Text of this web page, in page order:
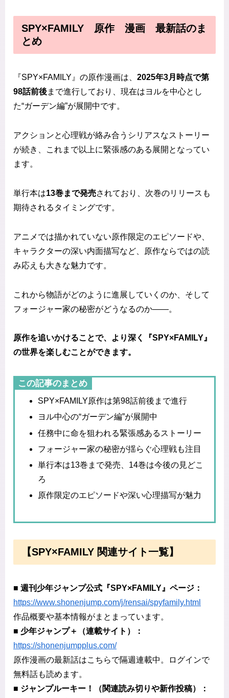
SPY×FAMILY 原作 漫画 最新話のま
とめ
『SPY×FAMILY』の原作漫画は、 2025年3月時点で第
98話前後まで進行しており、現在はヨルを中心とし
た“ガーデン編”が展開中です。
アクションと心理戦が絡み合うシリアスなストーリー
が続き、これまで以上に緊張感のある展開となってい
ます。
単行本は13巻まで発売されており、次巻のリリースも
期待されるタイミングです。
アニメでは描かれていない原作限定のエピソードや、
キャラクターの深い内面描写など、原作ならではの読
み応えも大きな魅力です。
これから物語がどのように進展していくのか、そして
フォージャー家の秘密がどうなるのか——。
原作を追いかけることで、より深く『SPY×FAMILY』
の世界を楽しむことができます。
この記事のまとめ
SPY×FAMILY原作は第98話前後まで進行
ヨル中心の“ガーデン編”が展開中
任務中に命を狙われる緊張感あるストーリー
フォージャー家の秘密が揺らぐ心理戦も注目
単行本は13巻まで発売、14巻は今後の見どこ
ろ
原作限定のエピソードや深い心理描写が魅力
【SPY×FAMILY 関連サイト一覧】
■ 週刊少年ジャンプ公式『SPY×FAMILY』ページ：
https://www.shonenjump.com/j/rensai/spyfamily.html
作品概要や基本情報がまとまっています。
■ 少年ジャンプ＋（連載サイト）：
https://shonenjumpplus.com/
原作漫画の最新話はこちらで隔週連載中。ログインで
無料話も読めます。
■ ジャンプルーキー！（関連読み切りや新作投稿）：